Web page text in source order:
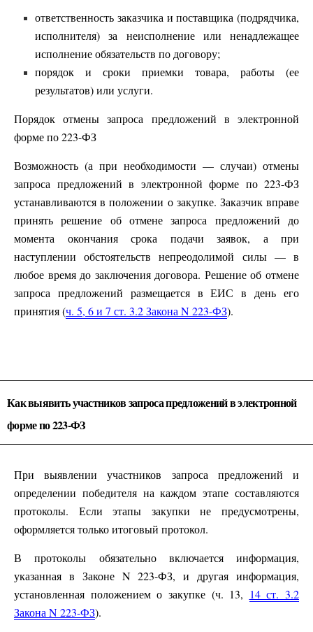
ответственность заказчика и поставщика (подрядчика,
исполнителя) за неисполнение или ненадлежащее
исполнение обязательств по договору;
порядок и сроки приемки товара, работы (ее
результатов) или услуги.
Порядок отмены запроса предложений в электронной
форме по 223-ФЗ
Возможность (а при необходимости — случаи) отмены
запроса предложений в электронной форме по 223-ФЗ
устанавливаются в положении о закупке. Заказчик вправе
принять решение об отмене запроса предложений до
момента окончания срока подачи заявок, а при
наступлении обстоятельств непреодолимой силы — в
любое время до заключения договора. Решение об отмене
запроса предложений размещается в ЕИС в день его
принятия (ч. 5, 6 и 7 ст. 3.2 Закона N 223-ФЗ).
Как выявить участников запроса предложений в электронной
форме по 223-ФЗ
При выявлении участников запроса предложений и
определении победителя на каждом этапе составляются
протоколы. Если этапы закупки не предусмотрены,
оформляется только итоговый протокол.
В протоколы обязательно включается информация,
указанная в Законе N 223-ФЗ, и другая информация,
установленная положением о закупке (ч. 13, 14 ст. 3.2
Закона N 223-ФЗ).